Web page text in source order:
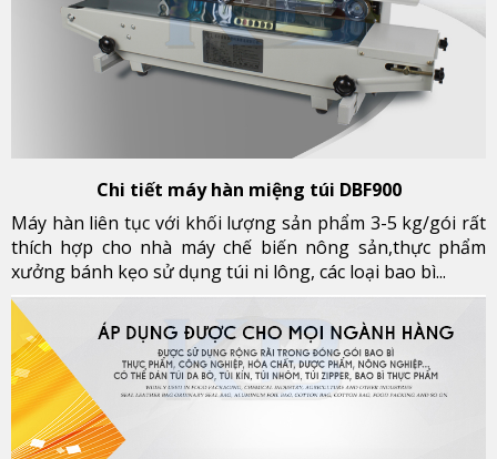
Chi tiết máy hàn miệng túi DBF900
Máy hàn liên tục với khối lượng sản phẩm 3-5 kg/gói rất
thích hợp cho nhà máy chế biến nông sản,thực phẩm
xưởng bánh kẹo sử dụng túi ni lông, các loại bao bì...